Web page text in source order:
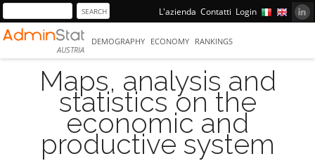
L'azienda Contatti Login
AUSTRIA
DEMOGRAPHY ECONOMY RANKINGS
Maps, analysis and
statistics on the
economic and
productive system